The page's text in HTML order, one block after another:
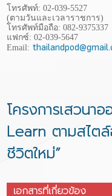
โทรศัพท์: 02-039-5527
(ตามวันและเวลาราชการ)
โทรศัพท์มือถือ: 082-9375337
แฟกซ์: 02-039-5647
Email:
โครงการเสวนา
Learn ตามสไต
ชีวิตใหม่”
เอกสารที่เกี่ยวข้อง